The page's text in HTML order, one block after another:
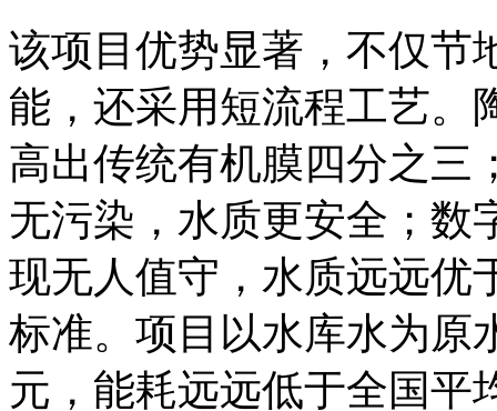
该项目优势显著，不仅节
能，还采用短流程工艺。
高出传统有机膜四分之三
无污染，水质更安全；数
现无人值守，水质远远优
标准。项目以水库水为原
元，能耗远远低于全国平